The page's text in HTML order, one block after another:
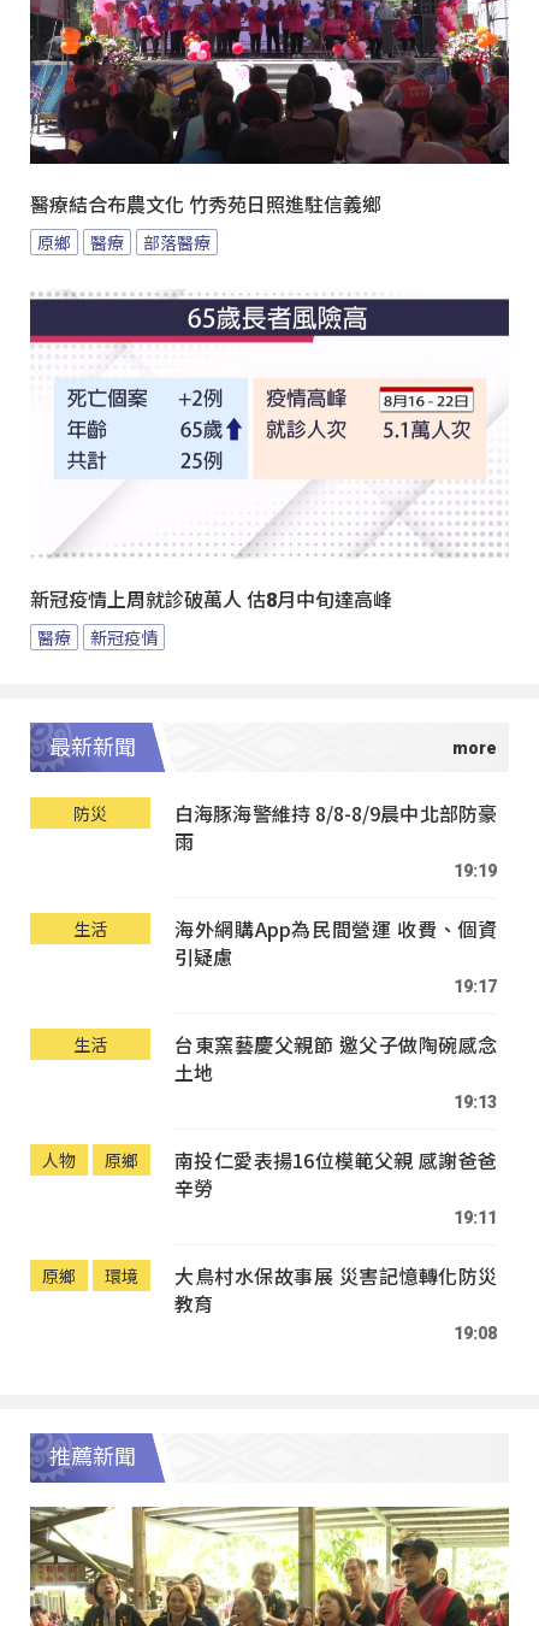
醫療結合布農文化 竹秀苑日照進駐信義鄉
原鄉 醫療 部落醫療
新冠疫情上周就診破萬人 估8月中旬達高峰
醫療 新冠疫情
最新新聞
防災
白海豚海警維持 8/8-8/9晨中北部防豪
雨
19:19
生活
海外網購App為民間營運 收費、個資
引疑慮
19:17
生活
台東窯藝慶父親節 邀父子做陶碗感念
土地
19:13
人物 原鄉
南投仁愛表揚16位模範父親 感謝爸爸
辛勞
19:11
原鄉 環境
大鳥村水保故事展 災害記憶轉化防災
教育
19:08
推薦新聞